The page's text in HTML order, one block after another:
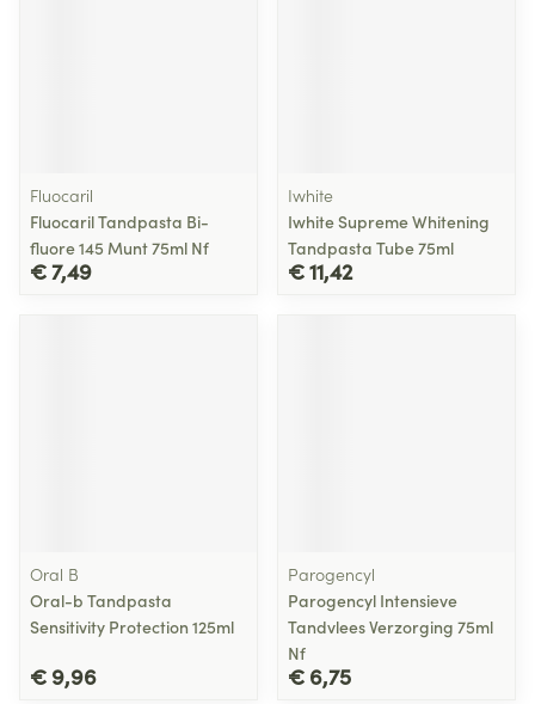
Fluocaril
Fluocaril Tandpasta Bi-
fluore 145 Munt 75ml Nf
€ 7,49
Iwhite
Iwhite Supreme Whitening
Tandpasta Tube 75ml
€ 11,42
Oral B
Oral-b Tandpasta
Sensitivity Protection 125ml
€ 9,96
Parogencyl
Parogencyl Intensieve
Tandvlees Verzorging 75ml
Nf
€ 6,75